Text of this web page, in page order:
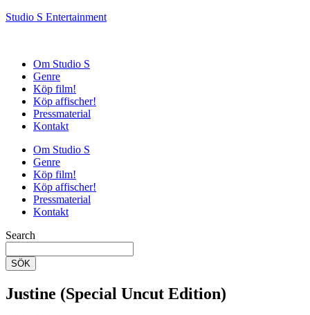
Studio S Entertainment
Om Studio S
Genre
Köp film!
Köp affischer!
Pressmaterial
Kontakt
Om Studio S
Genre
Köp film!
Köp affischer!
Pressmaterial
Kontakt
Search
SÖK
Justine (Special Uncut Edition)